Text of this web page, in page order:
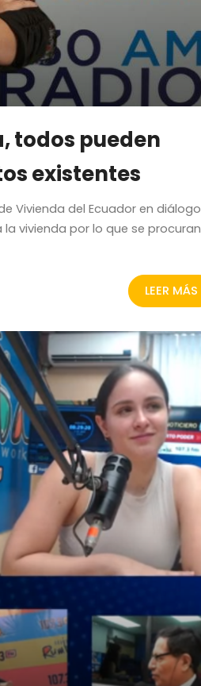
todos pueden
existentes
Vivienda del Ecuador en diálogo
vivienda por lo que se procuran
LEER MÁS